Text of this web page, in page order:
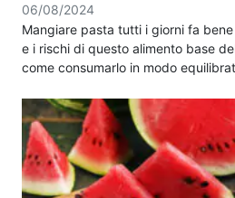
06/08/2024
Mangiare pasta tutti i giorni fa
e i rischi di questo alimento base
come consumarlo in modo